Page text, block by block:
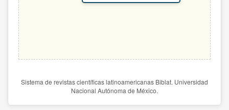
Sistema de revistas científicas latinoamericanas Biblat. Universidad
Nacional Autónoma de México.